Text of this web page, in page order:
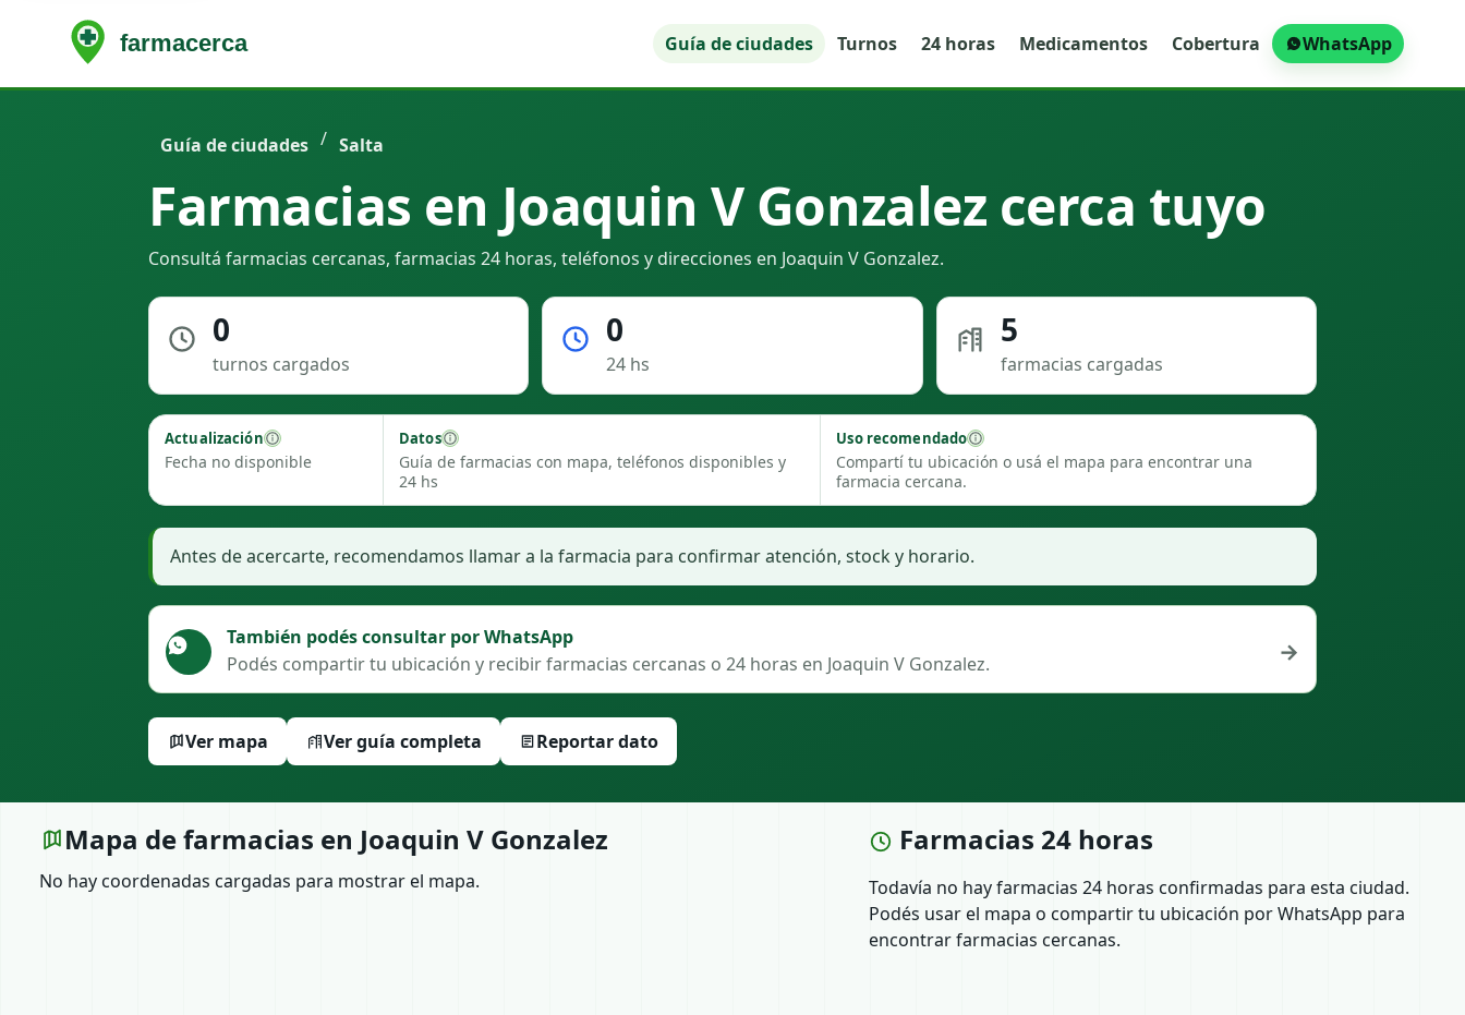
Guía de ciudades Turnos 24 horas Medicamentos Cobertura WhatsApp
Guía de ciudades / Salta
Farmacias en Joaquin V Gonzalez cerca tuyo
Consultá farmacias cercanas, farmacias 24 horas, teléfonos y direcciones en Joaquin V Gonzalez.
0
turnos cargados
0
24 hs
5
farmacias cargadas
Actualización
Fecha no disponible
Datos
Guía de farmacias con mapa, teléfonos disponibles y
24 hs
Uso recomendado
Compartí tu ubicación o usá el mapa para encontrar una
farmacia cercana.
Antes de acercarte, recomendamos llamar a la farmacia para confirmar atención, stock y horario.
También podés consultar por WhatsApp
Podés compartir tu ubicación y recibir farmacias cercanas o 24 horas en Joaquin V Gonzalez.
→
Ver mapa Ver guía completa Reportar dato
Mapa de farmacias en Joaquin V Gonzalez
No hay coordenadas cargadas para mostrar el mapa.
Farmacias 24 horas
Todavía no hay farmacias 24 horas confirmadas para esta ciudad.
Podés usar el mapa o compartir tu ubicación por WhatsApp para
encontrar farmacias cercanas.